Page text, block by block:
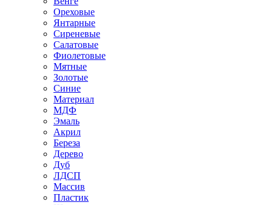
Ореховые
Янтарные
Сиреневые
Салатовые
Фиолетовые
Мятные
Золотые
Синие
Материал
МДФ
Эмаль
Акрил
Береза
Дерево
Дуб
ЛДСП
Массив
Пластик